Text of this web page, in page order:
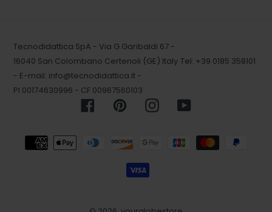
Tecnodidattica SpA - Via G.Garibaldi 67 -
16040 San Colombano Certenoli (GE) Italy Tel: +39 0185 358101
- E-mail: info@tecnodidattica.it -
PI 00174630996 - CF 00967560103
FacebookPinterestInstagram
Metodi
pagamento